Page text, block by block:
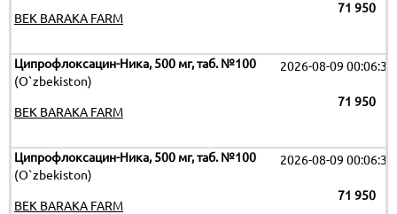
71 950
BEK BARAKA FARM
Ципрофлоксацин-Ника, 500 мг, таб. №100
(O`zbekiston)
2026-08-09 00:06:32
71 950
BEK BARAKA FARM
Ципрофлоксацин-Ника, 500 мг, таб. №100
(O`zbekiston)
2026-08-09 00:06:32
71 950
BEK BARAKA FARM